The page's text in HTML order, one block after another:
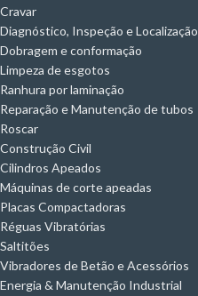
Cravar
Diagnóstico, Inspeção e Localização
Dobragem e conformação
Limpeza de esgotos
Ranhura por laminação
Reparação e Manutenção de tubos
Roscar
Construção Civil
Cilindros Apeados
Máquinas de corte apeadas
Placas Compactadoras
Réguas Vibratórias
Saltitões
Vibradores de Betão e Acessórios
Energia & Manutenção Industrial